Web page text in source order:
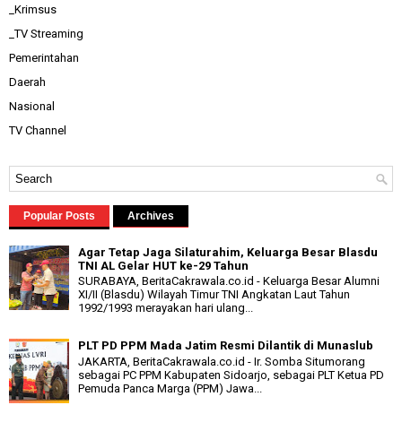
_Krimsus
_TV Streaming
Pemerintahan
Daerah
Nasional
TV Channel
Popular Posts Archives
Agar Tetap Jaga Silaturahim, Keluarga Besar Blasdu
TNI AL Gelar HUT ke-29 Tahun
SURABAYA, BeritaCakrawala.co.id - Keluarga Besar Alumni
XI/II (Blasdu) Wilayah Timur TNI Angkatan Laut Tahun
1992/1993 merayakan hari ulang...
PLT PD PPM Mada Jatim Resmi Dilantik di Munaslub
JAKARTA, BeritaCakrawala.co.id - Ir. Somba Situmorang
sebagai PC PPM Kabupaten Sidoarjo, sebagai PLT Ketua PD
Pemuda Panca Marga (PPM) Jawa...